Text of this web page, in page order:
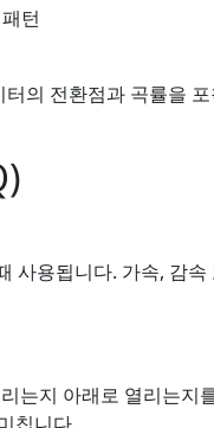
턴
의 전환점과 곡률을
사용됩니다. 가속, 감
는지 아래로 열리는지